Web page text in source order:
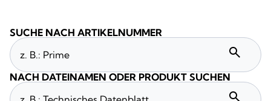
SUCHE NACH ARTIKELNUMMER
search
NACH DATEINAMEN ODER PRODUKT SUCHEN
search